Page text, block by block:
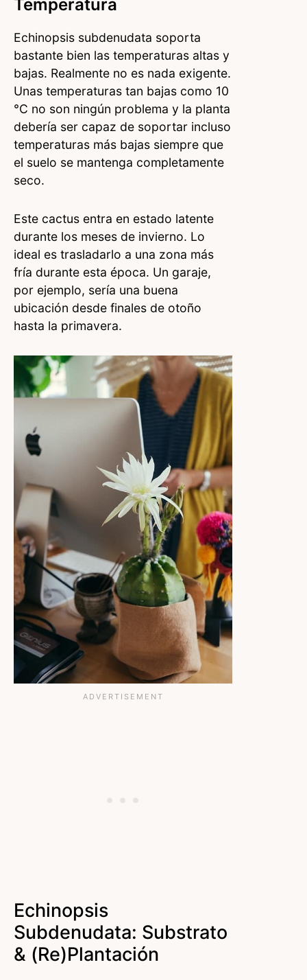
Temperatura
Echinopsis subdenudata soporta
bastante bien las temperaturas altas y
bajas. Realmente no es nada exigente.
Unas temperaturas tan bajas como 10
°C no son ningún problema y la planta
debería ser capaz de soportar incluso
temperaturas más bajas siempre que
el suelo se mantenga completamente
seco.
Este cactus entra en estado latente
durante los meses de invierno. Lo
ideal es trasladarlo a una zona más
fría durante esta época. Un garaje,
por ejemplo, sería una buena
ubicación desde finales de otoño
hasta la primavera.
Echinopsis
Subdenudata: Substrato
& (re)plantación